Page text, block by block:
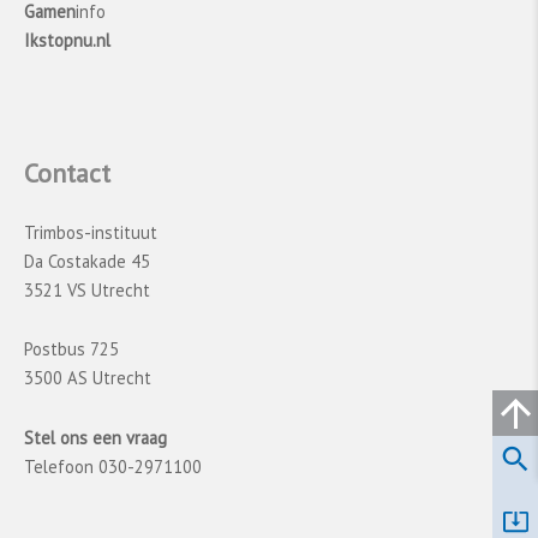
Gameninfo
Ikstopnu.nl
Contact
Trimbos-instituut
Da Costakade 45
3521 VS Utrecht
Postbus 725
3500 AS Utrecht
Stel ons een vraag
Telefoon 030-2971100